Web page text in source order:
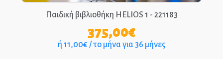
Παιδική βιβλιοθήκη HELIOS 1 - 221183
375,00€
ή 11,00€ / το μήνα για 36 μήνες